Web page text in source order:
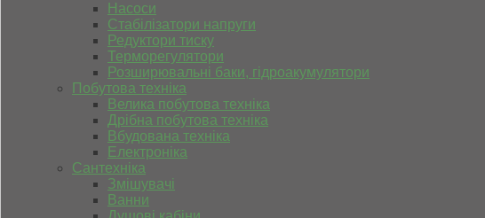
Насоси
Стабілізатори напруги
Редуктори тиску
Терморегулятори
Розширювальні баки, гідроакумулятори
Побутова техніка
Велика побутова техніка
Дрібна побутова техніка
Вбудована техніка
Електроніка
Сантехніка
Змішувачі
Ванни